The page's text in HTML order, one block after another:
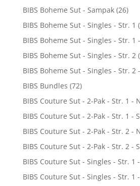
BIBS Boheme Sut - Sampak (26)
BIBS Boheme Sut - Singles - Str. 1
BIBS Boheme Sut - Singles - Str.
BIBS Boheme Sut - Singles - Str. 2
BIBS Boheme Sut - Singles - Str.
BIBS Bundles (72)
BIBS Couture Sut - 2-Pak - Str. 1 -
BIBS Couture Sut - 2-Pak - Str. 1 -
BIBS Couture Sut - 2-Pak - Str. 2 -
BIBS Couture Sut - 2-Pak - Str. 2 -
BIBS Couture Sut - Singles - Str.
BIBS Couture Sut - Singles - Str. 1